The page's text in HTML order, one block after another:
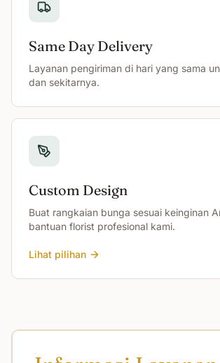
Same Day Delivery
Layanan pengiriman di hari yang sama
dan sekitarnya.
Custom Design
Buat rangkaian bunga sesuai keinginan
bantuan florist profesional kami.
Lihat pilihan